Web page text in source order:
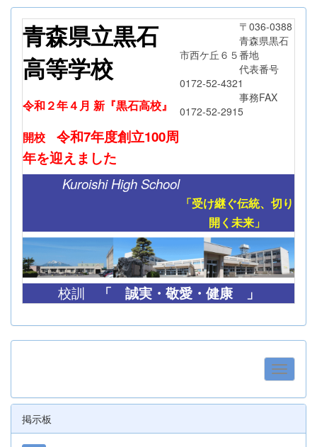
青森県立黒石
高等学校
令和２年４月 新『黒石高校』
開校
令和7年度創立100周
年を迎えました
〒036-0388
青森県黒石
市西ケ丘６５番地
代表番号
0172-52-4321
事務FAX
0172-52-2915
Kuroishi High School
「受け継ぐ伝統、切り
開く未来」
校訓 「 誠実・敬愛・健康 」
掲示板